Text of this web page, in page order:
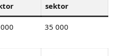
sektor
35 000